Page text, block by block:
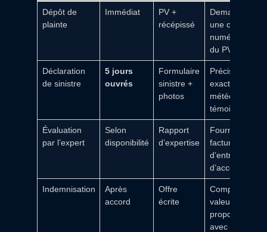
Dépôt de
plainte
Immédiat
PV +
récépissé
Demander
une copie
numérique
du PV
Déclaration
de sinistre
5 jours
ouvrés
Formulaire
sinistre +
photos
Préciser lieu
exact, heure,
météo,
témoins
Évaluation
par l’expert
Selon
disponibilité
Rapport
d’expertise
Fournir
factures
d’entretien et
d’accessoires
Indemnisation
Après
accord
Offre
écrite
Comparer la
valeur
proposée
avec la cote